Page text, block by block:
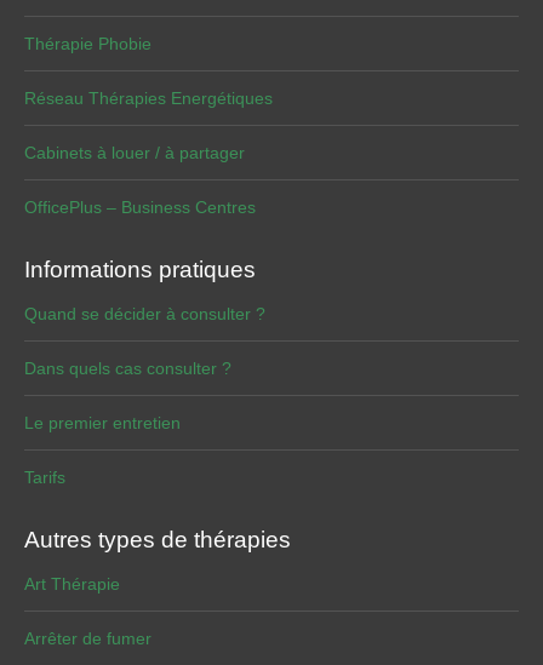
Thérapie Phobie
Réseau Thérapies Energétiques
Cabinets à louer / à partager
OfficePlus – Business Centres
Informations pratiques
Quand se décider à consulter ?
Dans quels cas consulter ?
Le premier entretien
Tarifs
Autres types de thérapies
Art Thérapie
Arrêter de fumer